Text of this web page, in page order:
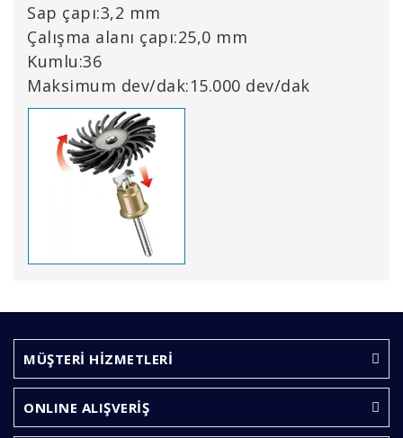
Sap çapı:3,2 mm
Çalışma alanı çapı:25,0 mm
Kumlu:36
Maksimum dev/dak:15.000 dev/dak
Yorum Yaz
formunu kullanarak tarafımıza iletebilirsiniz.
Görüş ve önerileriniz için teşekkür ederiz.
Ürün resmi kalitesiz, bozuk veya görüntülenemiyor.
Ürün açıklamasında eksik bilgiler bulunuyor.
MÜŞTERİ HİZMETLERİ
ONLINE ALIŞVERİŞ